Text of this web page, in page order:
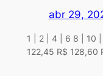
abr 29,
1 | 2 | 4 | 6 8 | 10 |
122,45 R$ 128,60